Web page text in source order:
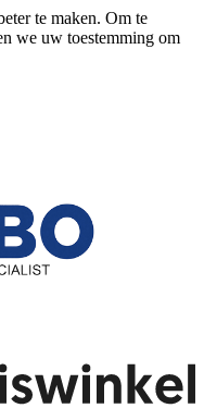
te maken. Om te
we uw toestemming om